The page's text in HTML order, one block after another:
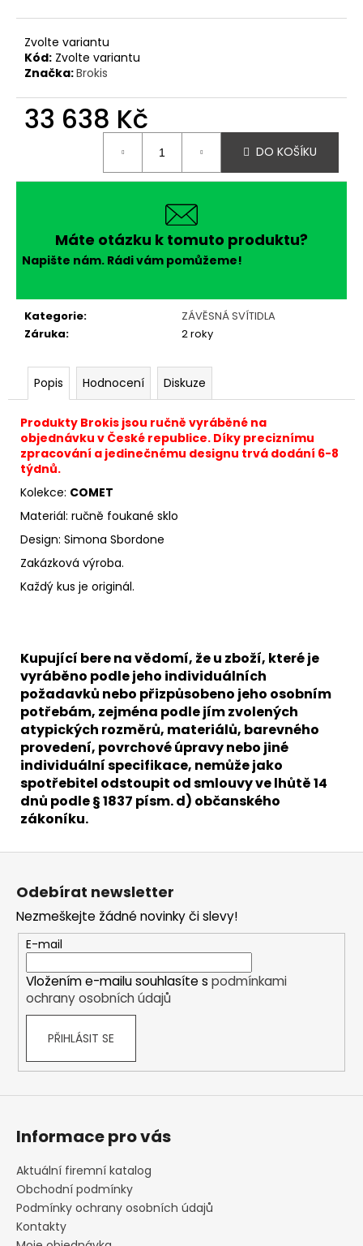
Zvolte variantu
Kód: Zvolte variantu
Značka:Brokis
33 638 Kč
DO KOŠÍKU
Máte otázku k tomuto produktu?
Napište nám. Rádi vám pomůžeme!
Kategorie:
ZÁVĚSNÁ SVÍTIDLA
Záruka: 2 roky
Popis Hodnocení Diskuze
Produkty Brokis jsou ručně vyráběné na
objednávku v České republice. Díky preciznímu
zpracování a jedinečnému designu trvá dodání 6-8
týdnů.
Kolekce: COMET
Materiál: ručně foukané sklo
Design: Simona Sbordone
Zakázková výroba.
Každý kus je originál.
Kupující bere na vědomí, že u zboží, které je
vyráběno podle jeho individuálních
požadavků nebo přizpůsobeno jeho osobním
potřebám, zejména podle jím zvolených
atypických rozměrů, materiálů, barevného
provedení, povrchové úpravy nebo jiné
individuální specifikace, nemůže jako
spotřebitel odstoupit od smlouvy ve lhůtě 14
dnů podle § 1837 písm. d) občanského
zákoníku.
Z
Odebírat newsletter
Nezmeškejte žádné novinky či slevy!
E-mail
Vložením e-mailu souhlasíte s podmínkami
ochrany osobních údajů
PŘIHLÁSIT SE
Informace pro vás
Aktuální firemní katalog
Obchodní podmínky
Podmínky ochrany osobních údajů
Kontakty